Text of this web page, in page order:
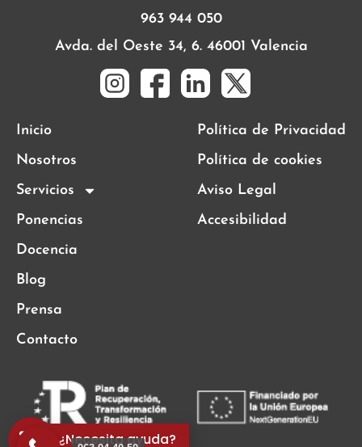
963 944 050
Avda. del Oeste 34, 6. 46001 Valencia
Inicio
Nosotros
Servicios
Ponencias
Docencia
Blog
Prensa
Contacto
Política de Privacidad
Política de cookies
Aviso Legal
Accesibilidad
¿Necesita ayuda?